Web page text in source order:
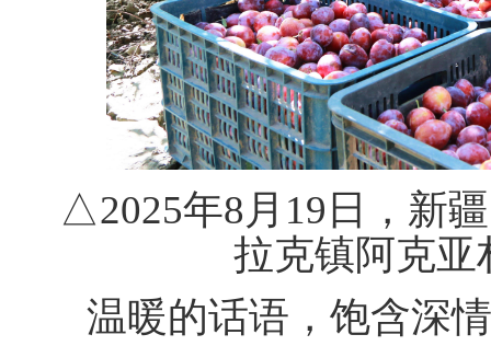
△2025年8月19日，新
拉克镇阿克亚
温暖的话语，饱含深